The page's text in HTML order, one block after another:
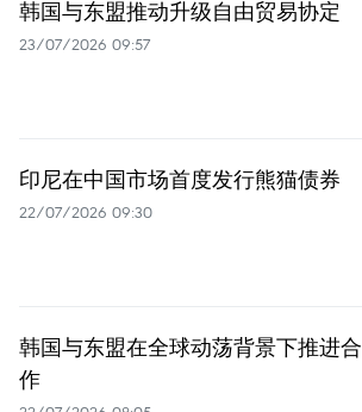
韩国与东盟推动升级自由贸易协定
23/07/2026 09:57
印尼在中国市场首度发行熊猫债券
22/07/2026 09:30
韩国与东盟在全球动荡背景下推进合
作